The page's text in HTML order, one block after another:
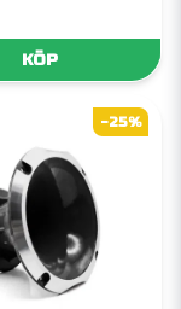
KÖP
-25%